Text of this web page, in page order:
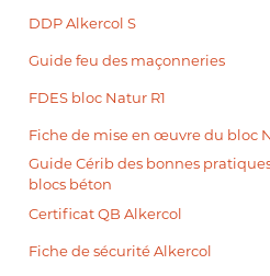
FDES bloc Natur R1
Fiche de mise en œuvre du bloc
Guide Cérib des bonnes
blocs béton
Certificat QB Alkercol
Fiche de sécurité Alkercol
DDP Alkercol S
Guide feu des maçonneries